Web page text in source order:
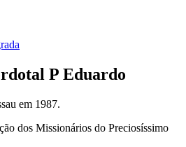
P Eduardo
em 1987.
dos Missionários do Preciosíssimo